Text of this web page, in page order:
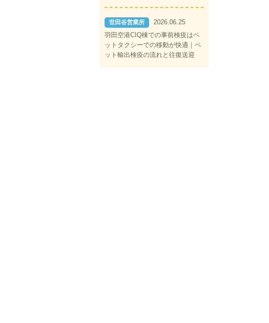
世田谷営業所
2026.06.25
羽田空港CIQ棟での事前検疫はペ
ットタクシーでの移動が快適｜ペ
ット輸出検疫の流れと往復送迎